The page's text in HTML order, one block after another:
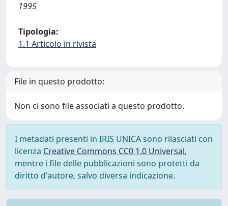
1995
Tipologia:
1.1 Articolo in rivista
File in questo prodotto:
Non ci sono file associati a questo prodotto.
I metadati presenti in IRIS UNICA sono rilasciati con
licenza Creative Commons CC0 1.0 Universal,
mentre i file delle pubblicazioni sono protetti da
diritto d'autore, salvo diversa indicazione.